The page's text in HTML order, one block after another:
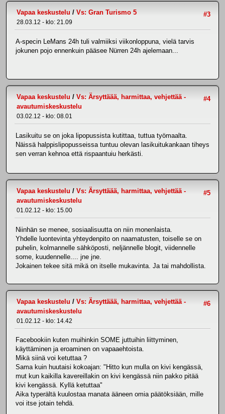
#3
Vapaa keskustelu / Vs: Gran Turismo 5
28.03.12 - klo: 21.09
A-specin LeMans 24h tuli valmiiksi viikonloppuna, vielä tarvis
jokunen pojo ennenkuin pääsee Nürren 24h ajelemaan...
#4
Vapaa keskustelu / Vs: Ärsyttäää, harmittaa, vehjettää -
avautumiskeskustelu
03.02.12 - klo: 08.01
Lasikuitu se on joka lipopussista kutittaa, tuttua työmaalta.
Näissä halppislipopusseissa tuntuu olevan lasikuitukankaan tiheys
sen verran kehnoa että rispaantuiu herkästi.
#5
Vapaa keskustelu / Vs: Ärsyttäää, harmittaa, vehjettää -
avautumiskeskustelu
01.02.12 - klo: 15.00
Niinhän se menee, sosiaalisuutta on niin monenlaista.
Yhdelle luontevinta yhteydenpito on naamatusten, toiselle se on
puhelin, kolmannelle sähköposti, neljännelle blogit, viidennelle
some, kuudennelle.... jne jne.
Jokainen tekee sitä mikä on itselle mukavinta. Ja tai mahdollista.
#6
Vapaa keskustelu / Vs: Ärsyttäää, harmittaa, vehjettää -
avautumiskeskustelu
01.02.12 - klo: 14.42
Facebookiin kuten muihinkin SOME juttuihin liittyminen,
käyttäminen ja eroaminen on vapaaehtoista.
Mikä siinä voi ketuttaa ?
Sama kuin huutaisi kokoajan: "Hitto kun mulla on kivi kengässä,
mut kun kaikilla kavereillakin on kivi kengässä niin pakko pitää
kivi kengässä. Kyllä ketuttaa"
Aika typerältä kuulostaa manata ääneen omia päätöksiään, mille
voi itse jotain tehdä.